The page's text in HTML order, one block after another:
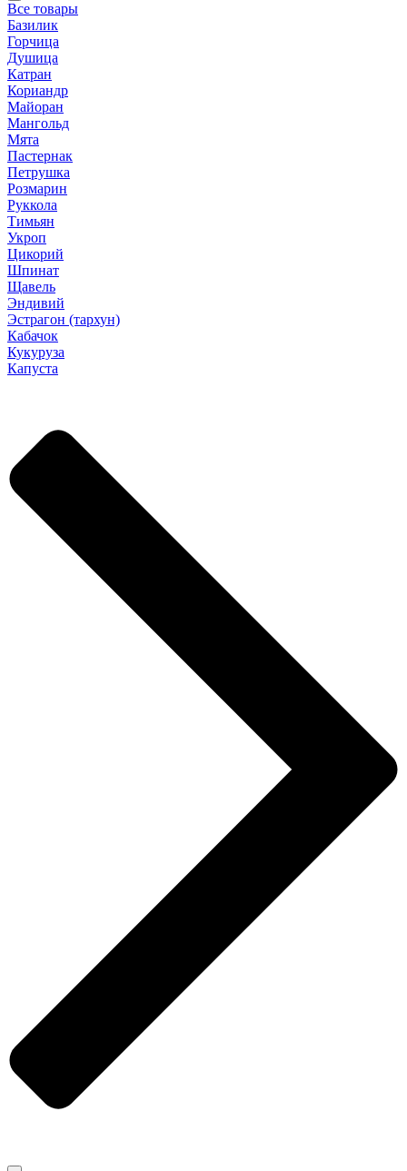
Все товары
Базилик
Горчица
Душица
Катран
Кориандр
Майоран
Мангольд
Мята
Пастернак
Петрушка
Розмарин
Руккола
Тимьян
Укроп
Цикорий
Шпинат
Щавель
Эндивий
Эстрагон (тархун)
Кабачок
Кукуруза
Капуста